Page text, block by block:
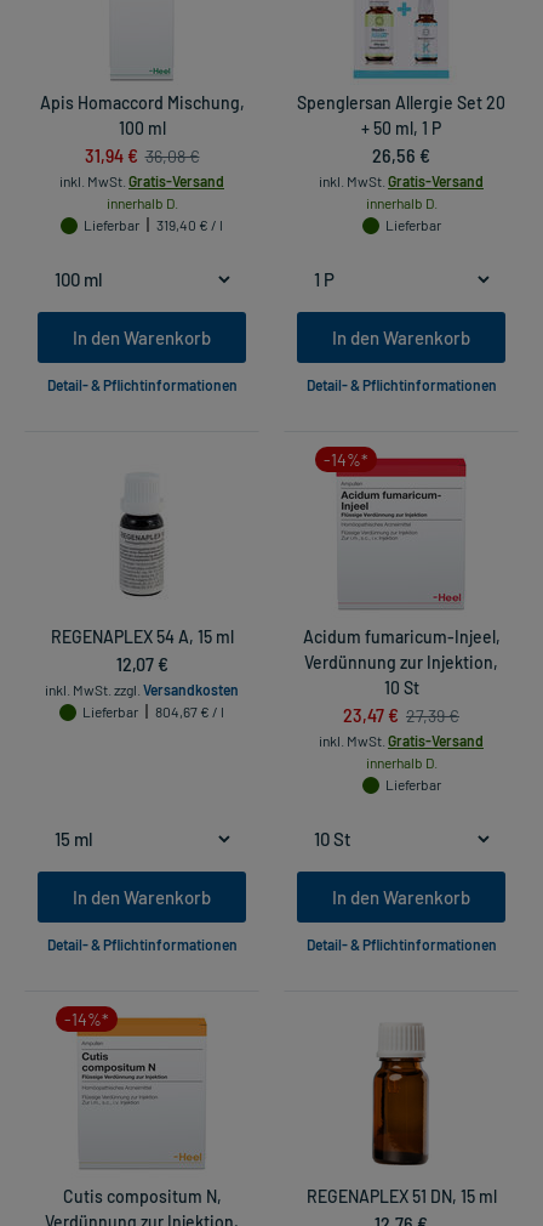
Apis Homaccord Mischung,
100 ml
31,94 € 36,08 €
inkl. MwSt. Gratis-Versand
innerhalb D.
Lieferbar
319,40 € / l
In den Warenkorb
Detail- & Pflichtinformationen
Spenglersan Allergie Set 20
+ 50 ml, 1 P
26,56 €
inkl. MwSt. Gratis-Versand
innerhalb D.
Lieferbar
In den Warenkorb
Detail- & Pflichtinformationen
REGENAPLEX 54 A, 15 ml
12,07 €
inkl. MwSt. zzgl. Versandkosten
Lieferbar
804,67 € / l
In den Warenkorb
Detail- & Pflichtinformationen
-14%*
Acidum fumaricum-Injeel,
Verdünnung zur Injektion,
10 St
23,47 € 27,39 €
inkl. MwSt. Gratis-Versand
innerhalb D.
Lieferbar
In den Warenkorb
Detail- & Pflichtinformationen
-14%*
Cutis compositum N,
Verdünnung zur Injektion,
REGENAPLEX 51 DN, 15 ml